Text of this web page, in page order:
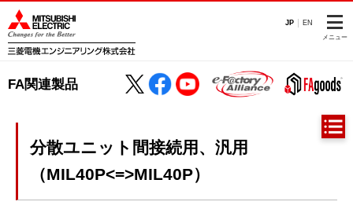
JP EN
メニュー
FA関連製品
分散ユニット間接続用、汎用
（MIL40P<=>MIL40P）